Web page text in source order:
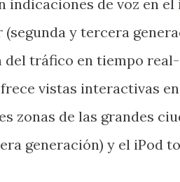
indicaciones de voz en el
(segunda y tercera
tráfico en tiempo real-
vistas interactivas
zonas de las grandes
generación) y el iPod